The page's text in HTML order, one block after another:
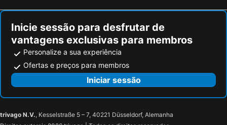
Inicie sessão para desfrutar de
vantagens exclusivas para membros
Personalize a sua experiência
Ofertas e preços para membros
Iniciar sessão
trivago N.V., Kesselstraße 5 – 7, 40221 Düsseldorf, Alemanha